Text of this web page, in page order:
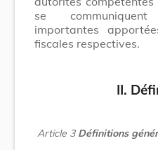
se
importantes
fiscales respectives.
II.
Article 3 Définitions